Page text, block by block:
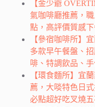
【金少爺
氣咖啡廳推薦，
點，高評價質感下
【參宿咖啡所】
多款早午餐盤、
啡、特調飲品、手
【環食麵所】宜
薦，大啖特色日
必點超好吃叉燒五